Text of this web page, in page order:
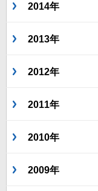
2014年
2013年
2012年
2011年
2010年
2009年